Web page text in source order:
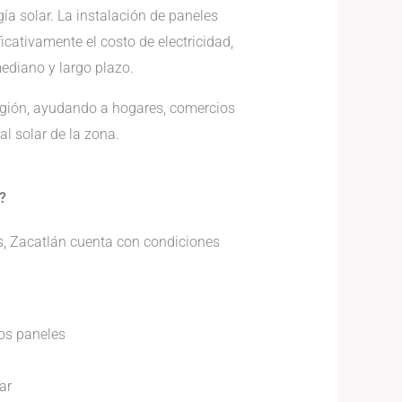
solar. La instalación de paneles
el costo de electricidad,
y largo plazo.
ayudando a hogares, comercios
solar de la zona.
Zacatlán cuenta con condiciones
paneles